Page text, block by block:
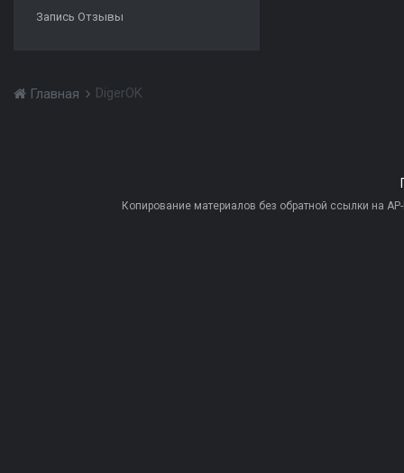
Запись Отзывы
Главная DigerOK
Копирование материалов без обратной ссылки на